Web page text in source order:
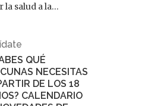
la salud a la…
QUÉ
NECESITAS
DE LOS 18
CALENDARIO
FARMACÉUTICOS DE
Cuídate
Actualidad